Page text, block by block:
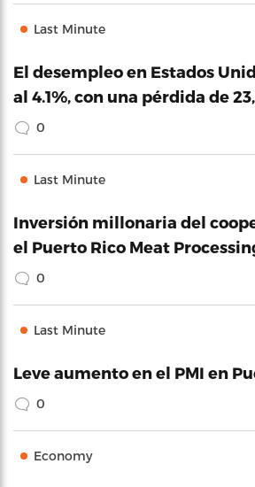
Last Minute
El desempleo en Estados
al 4.1%, con una pérdida de
0
Last Minute
Inversión millonaria del
el Puerto Rico Meat
0
Last Minute
Leve aumento en el PMI en
0
Economy